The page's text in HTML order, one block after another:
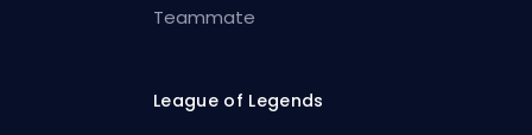
Teammate
League of Legends